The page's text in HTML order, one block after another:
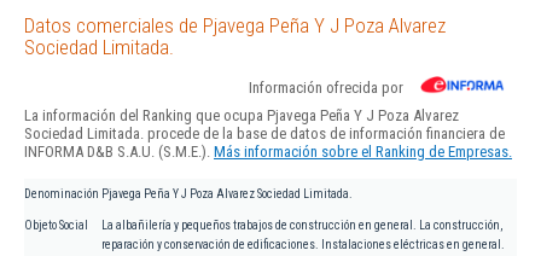
Datos comerciales de Pjavega Peña Y J Poza Alvarez
Sociedad Limitada.
Información ofrecida por
La información del Ranking que ocupa Pjavega Peña Y J Poza Alvarez
Sociedad Limitada. procede de la base de datos de información financiera de
INFORMA D&B S.A.U. (S.M.E.). Más información sobre el Ranking de Empresas.
Denominación Pjavega Peña Y J Poza Alvarez Sociedad Limitada.
Objeto Social
La albañilería y pequeños trabajos de construcción en general. La construcción,
reparación y conservación de edificaciones. Instalaciones eléctricas en general.